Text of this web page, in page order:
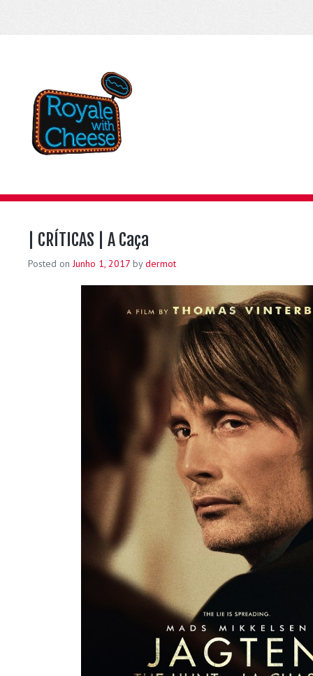
| CRÍTICAS | A Caça
Posted onJunho 1, 2017 bydermot